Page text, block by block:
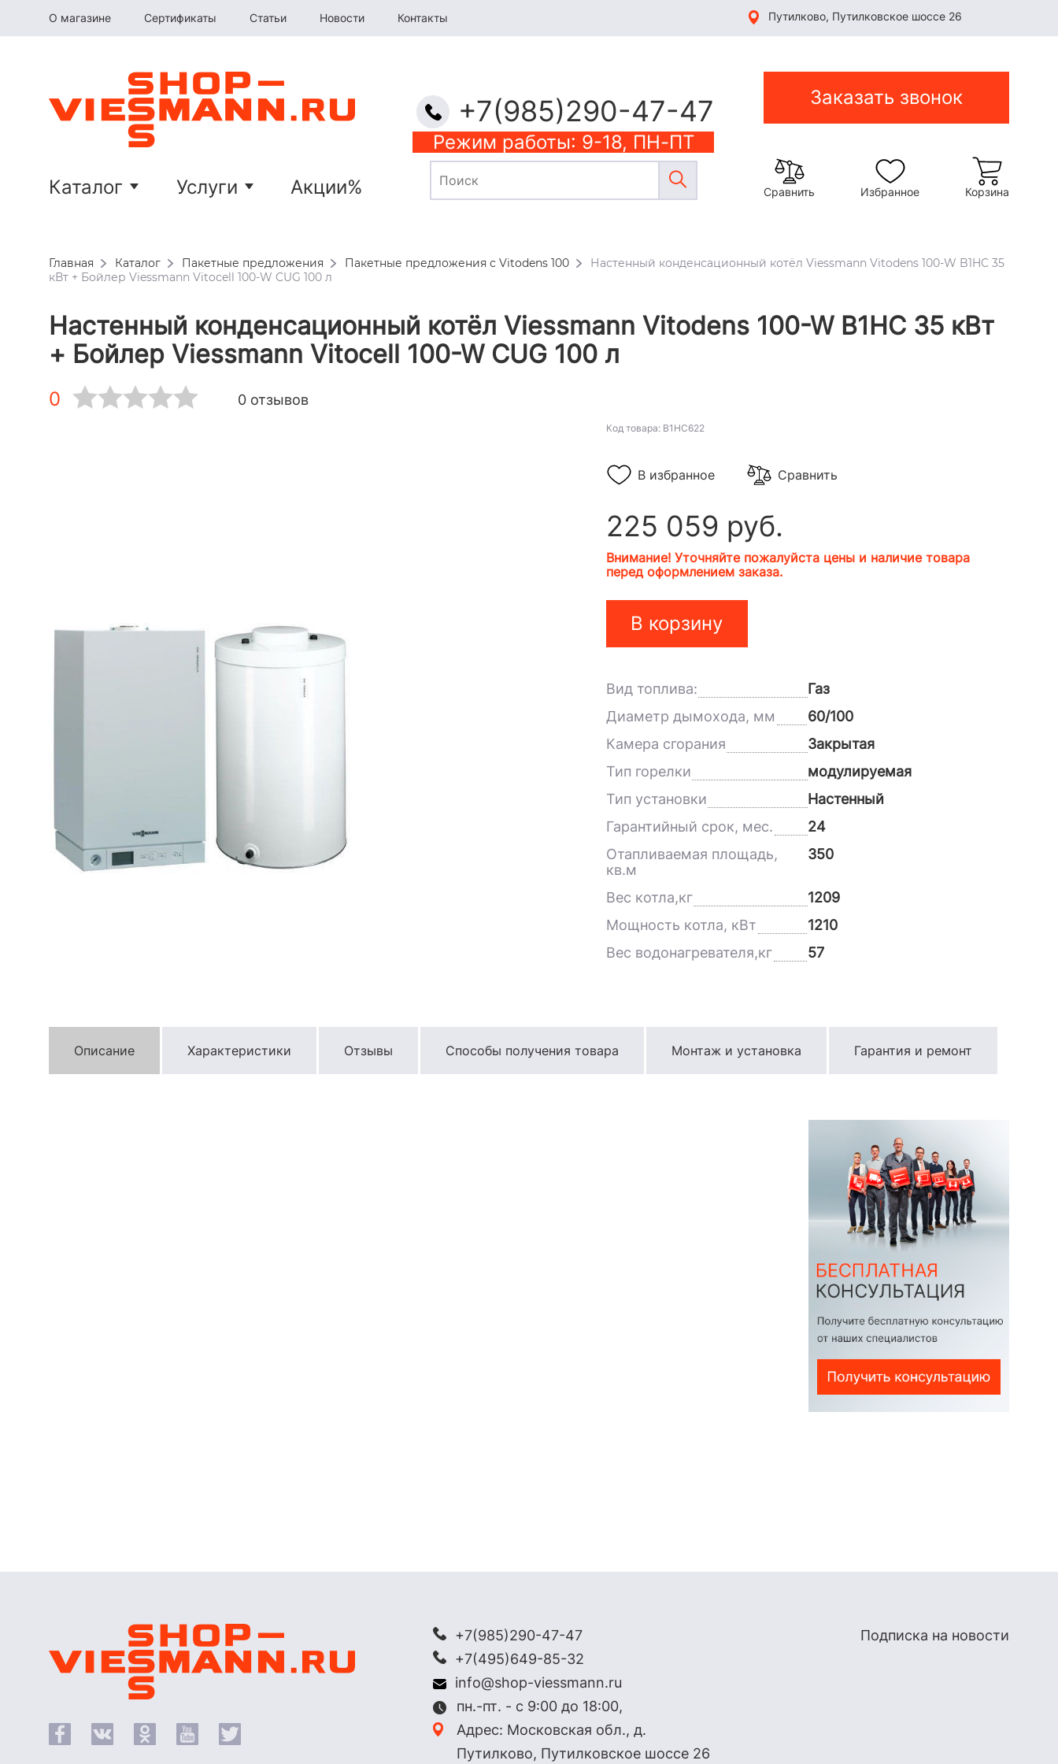
О магазине Сертификаты Статьи Новости Контакты Путилково, Путилковское шоссе 26
Каталог Услуги Акции%
+7(985)290-47-47
Режим работы: 9-18, ПН-ПТ
Заказать звонок
Сравнить Избранное Корзина
Главная Каталог Пакетные предложения Пакетные предложения с Vitodens 100
Настенный конденсационный котёл Viessmann Vitodens 100-W B1HC 35
кВт + Бойлер Viessmann Vitocell 100-W CUG 100 л
Настенный конденсационный котёл Viessmann Vitodens 100-W B1HC 35 кВт
+ Бойлер Viessmann Vitocell 100-W CUG 100 л
0 0 отзывов
Код товара: B1HC622
В избранное Сравнить
225 059 руб.
Внимание! Уточняйте пожалуйста цены и наличие товара
перед оформлением заказа.
В корзину
Вид топлива:
Газ
Диаметр дымохода, мм
60/100
Камера сгорания
Закрытая
Тип горелки
модулируемая
Тип установки
Настенный
Гарантийный срок, мес.
24
Отапливаемая площадь,
кв.м
350
Вес котла,кг
1209
Мощность котла, кВт
1210
Вес водонагревателя,кг
57
Описание Характеристики Отзывы Способы получения товара Монтаж и установка Гарантия и ремонт
+7(985)290-47-47
+7(495)649-85-32
info@shop-viessmann.ru
пн.-пт. - с 9:00 до 18:00,
Адрес: Московская обл., д.
Путилково, Путилковское шоссе 26
Подписка на новости